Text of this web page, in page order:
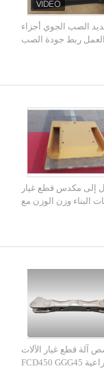
الصب الجوي أجزاء
ربط جودة الصب
إلى مكدس قطع غيار
البناء وزن الوزن مع
آلة قطع غيار الآلات
الزراعية FCD450 GGG45